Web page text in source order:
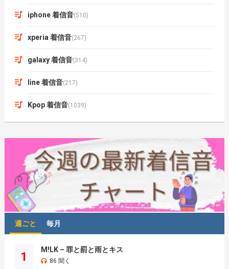
iphone 着信音(510)
xperia 着信音(267)
galaxy 着信音(314)
line 着信音(217)
Kpop 着信音(1039)
週ごと 毎月
1
M!LK – 罪と罰と雨とキス
86 聞く